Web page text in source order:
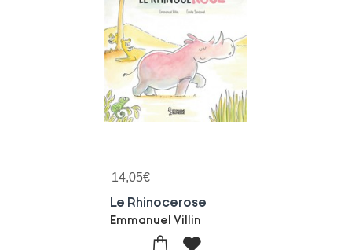
14,05€
Le Rhinocerose
Emmanuel Villin